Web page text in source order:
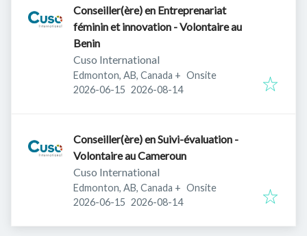
Conseiller(ère) en Entreprenariat
féminin et innovation - Volontaire au
Benin
Cuso International
Edmonton, AB, Canada + Onsite
Published:
2026-06-15 Expires:
2026-08-14
Conseiller(ère) en Suivi-évaluation -
Volontaire au Cameroun
Cuso International
Edmonton, AB, Canada + Onsite
Published:
2026-06-15 Expires:
2026-08-14